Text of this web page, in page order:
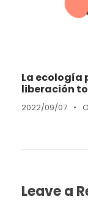
La ecología
liberación
2022/09/07 •
Leave a